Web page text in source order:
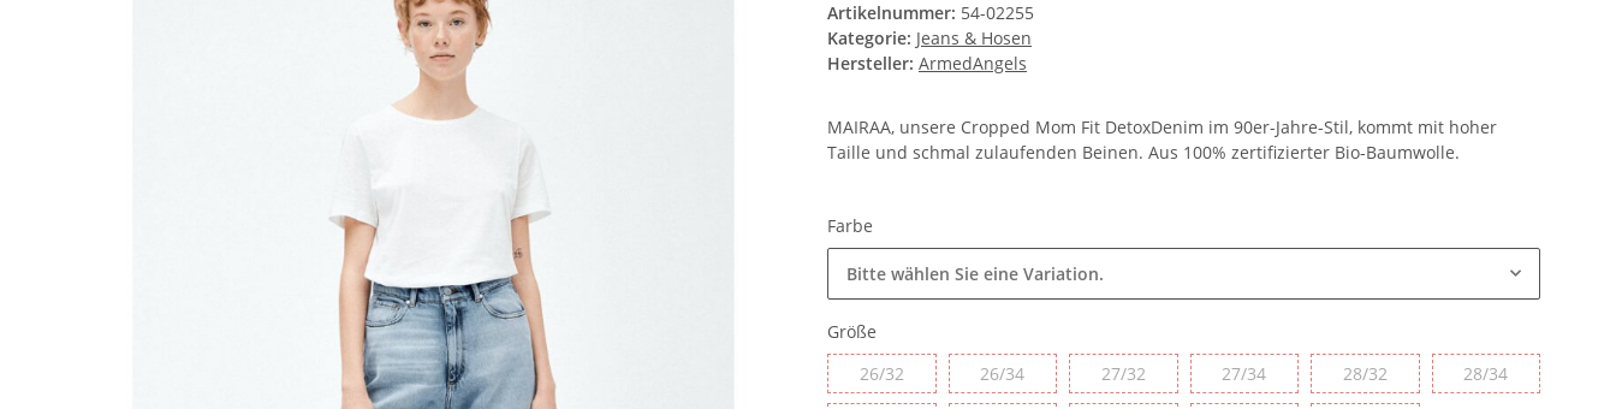
Artikelnummer: 54-02255
Kategorie: Jeans & Hosen
Hersteller: ArmedAngels
MAIRAA, unsere Cropped Mom Fit DetoxDenim im 90er-Jahre-Stil, kommt mit hoher
Taille und schmal zulaufenden Beinen. Aus 100% zertifizierter Bio-Baumwolle.
Farbe
Bitte wählen Sie eine Variation.
Größe
26/3226/32 26/3426/34 27/3227/32 27/3427/34 28/3228/32 28/3428/34